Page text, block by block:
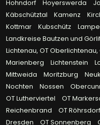
Hohndorf Hoyerswerda
Käbschütztal
Kamenz
Kottmar
Kubschütz
Landkreise Bautzen und
Lichtenau, OT
Marienberg
Lichtenstein
Mittweida
Moritzburg
Nochten
Nossen
OT Lutherviertel
OT
Reichenbrand
OT
Dresden
OT Sonnenberg